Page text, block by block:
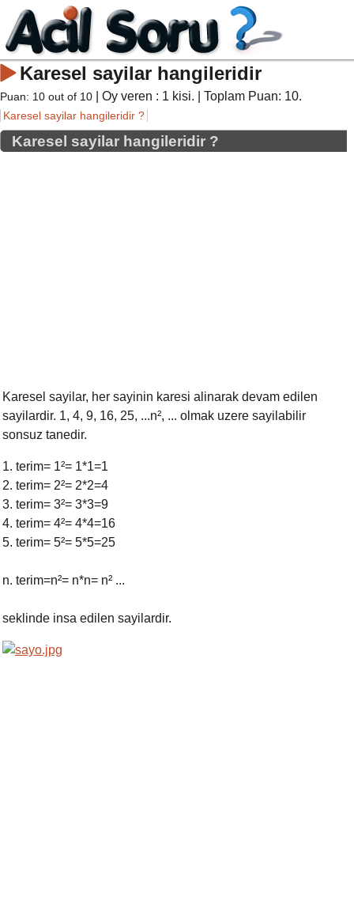
Karesel sayilar hangileridir
Puan: 10 out of 10 | Oy veren : 1 kisi. | Toplam Puan: 10.
Karesel sayilar hangileridir ?
Karesel sayilar hangileridir ?
Karesel sayilar, her sayinin karesi alinarak devam edilen
sayilardir. 1, 4, 9, 16, 25, ...n², ... olmak uzere sayilabilir
sonsuz tanedir.
1. terim= 1²= 1*1=1
2. terim= 2²= 2*2=4
3. terim= 3²= 3*3=9
4. terim= 4²= 4*4=16
5. terim= 5²= 5*5=25
n. terim=n²= n*n= n² ...
seklinde insa edilen sayilardir.